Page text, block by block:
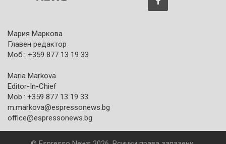
Мария Маркова
Главен редактор
Моб.: +359 877 13 19 33
Maria Markova
Editor-In-Chief
Mob.: +359 877 13 19 33
m.markova@espressonews.bg
office@espressonews.bg